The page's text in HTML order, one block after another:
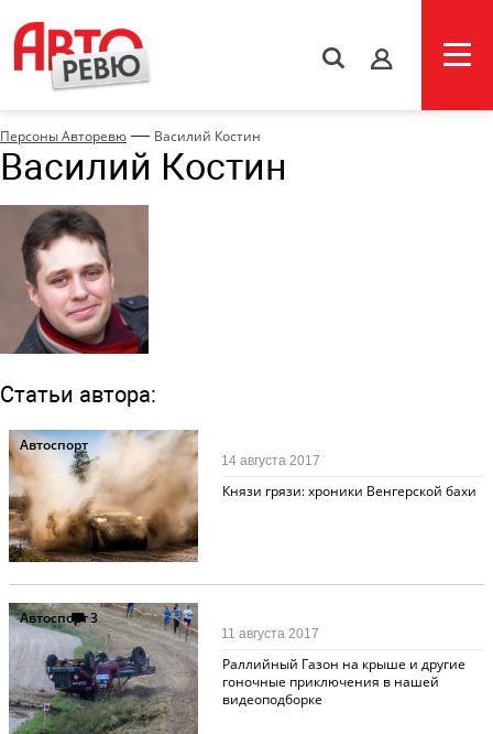
s
Персоны Авторевю — Василий Костин
Василий Костин
Статьи автора:
Автоспорт
Князи грязи: хроники Венгерской бахи
14 августа 2017
Автоспорт3
Раллийный Газон на крыше и другие
гоночные приключения в нашей
видеоподборке
11 августа 2017